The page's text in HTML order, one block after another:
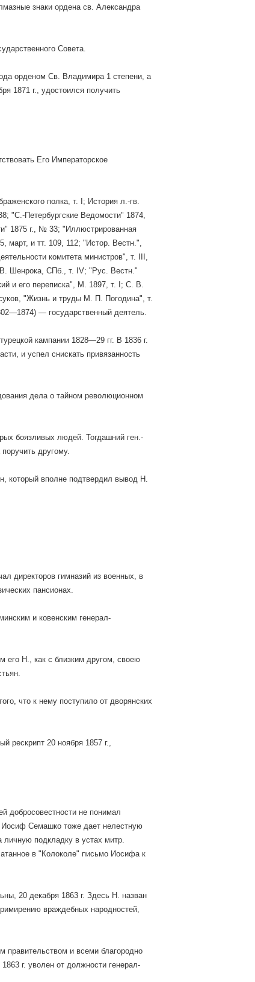
знаки ордена св. Александра
Совета.
орденом Св. Владимира 1 степени, а
1871 г., удостоился получить
Его Императорское
полка, т. І; История л.-гв.
"С.-Петербургские Ведомости" 1874,
1875 г., № 33; "Иллюстрированная
март, и тт. 109, 112; "Истор. Вестн.",
комитета министров", т. III,
Шенрока, СПб., т. IV; "Рус. Вестн."
и его переписка", M. 1897, т. І; С. В.
"Жизнь и труды М. П. Погодина", т.
— государственный деятель.
кампании 1828—29 гг. В 1836 г.
и успел снискать привязанность
дела о тайном революционном
боязливых людей. Тогдашний ген.-
другому.
который вполне подтвердил вывод Н.
директоров гимназий из военных, в
пансионах.
и ковенским генерал-
его Н., как с близким другом, своею
что к нему поступило от дворянских
рескрипт 20 ноября 1857 г.,
добросовестности не понимал
Иосиф Семашко тоже дает нелестную
подкладку в устах митр.
в "Колоколе" письмо Иосифа к
20 декабря 1863 г. Здесь Н. назван
враждебных народностей,
правительством и всеми благородно
г. уволен от должности генерал-